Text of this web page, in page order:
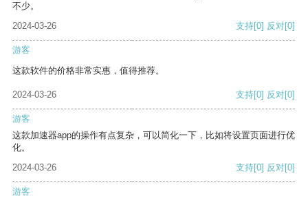
不少。
2024-03-26
支持[0] 反对[0]
游客
这款软件的价格非常实惠，值得推荐。
2024-03-26 支持[0] 反对[0]
游客
这款加速器app的操作有点复杂，可以简化一下，比如将设置页面进行优
化。
2024-03-26
支持[0] 反对[0]
游客